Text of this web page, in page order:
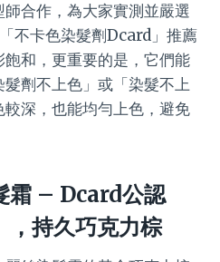
合作，為大家實測並嚴選
不卡色染髮劑Dcard」推薦
和，更重要的是，它們能
劑不上色」或「染髮不上
深，也能均勻上色，避免
霜 – Dcard公認
，持久巧克力棕